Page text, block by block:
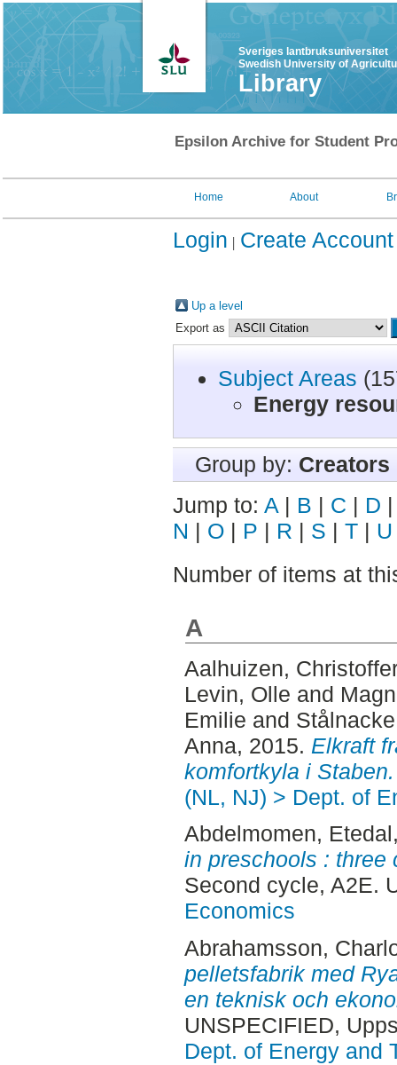
Sveriges lantbruksuniversitet
Swedish University of
Library
Epsilon Archive for Student
Home About
Login Create Account
Up a level
Export as
Subject Areas
Energy
Group by: Creators
Jump to: A | B | C | D
N | O | P | R | S | T | U
Number of items at
A
Aalhuizen,
Levin, Olle and
Emilie and
Anna, 2015. Elkraft
komfortkyla i Staben.
(NL, NJ) > Dept. of
Abdelmomen, Etedal
in preschools : three
Second cycle, A2E.
Economics
Abrahamsson,
pelletsfabrik med
en teknisk och
UNSPECIFIED,
Dept. of Energy and